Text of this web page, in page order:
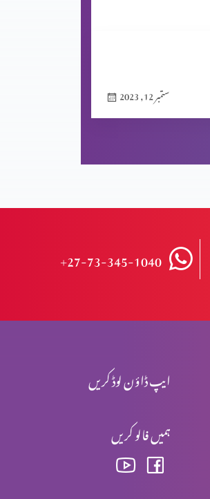
ستمبر 12, 2023
+27-73-345-1040
ایپ ڈاؤن لوڈ کریں
ہمیں فالو کریں